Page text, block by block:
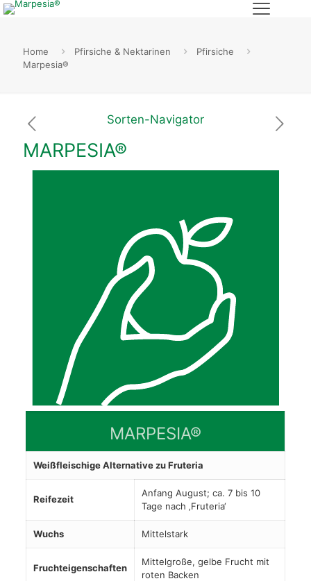
Home Pfirsiche & Nektarinen
Pfirsiche
Marpesia®
Sorten-Navigator
MARPESIA®
MARPESIA®
Weißfleischige Alternative zu Fruteria
Reifezeit
Anfang August; ca. 7 bis 10
Tage nach ‚Fruteria‘
Wuchs Mittelstark
Fruchteigenschaften
Mittelgroße, gelbe Frucht mit
roten Backen